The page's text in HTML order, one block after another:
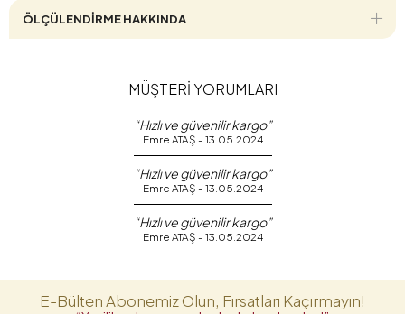
ÖLÇÜLENDİRME HAKKINDA
MÜŞTERİ YORUMLARI
“Hızlı ve güvenilir kargo”
Emre ATAŞ - 13.05.2024
“Hızlı ve güvenilir kargo”
Emre ATAŞ - 13.05.2024
“Hızlı ve güvenilir kargo”
Emre ATAŞ - 13.05.2024
E-Bülten Abonemiz Olun, Fırsatları Kaçırmayın!